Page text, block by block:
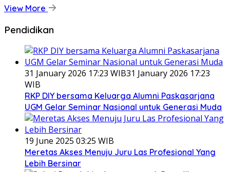
View More
Pendidikan
31 January 2026 17:23 WIB31 January 2026 17:23
WIB
RKP DIY bersama Keluarga Alumni Paskasarjana
UGM Gelar Seminar Nasional untuk Generasi Muda
19 June 2025 03:25 WIB
Meretas Akses Menuju Juru Las Profesional Yang
Lebih Bersinar